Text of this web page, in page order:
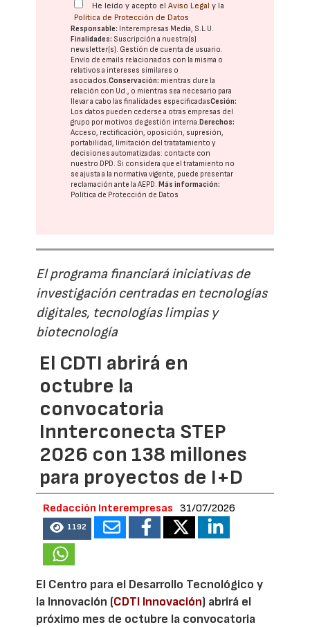
He leído y acepto elAviso Legal y la
Política de Protección de Datos
Responsable: Interempresas Media, S.L.U.
Finalidades: Suscripción a nuestra(s)
newsletter(s). Gestión de cuenta de usuario.
Envío de emails relacionados con la misma o
relativos a intereses similares o
asociados.Conservación: mientras dure la
relación con Ud., o mientras sea necesario para
llevar a cabo las finalidades especificadasCesión:
Los datos pueden cederse a otras empresas del
grupo por motivos de gestión interna. Derechos:
Acceso, rectificación, oposición, supresión,
portabilidad, limitación del tratatamiento y
decisiones automatizadas: contacte con
nuestro DPD. Si considera que el tratamiento no
se ajusta a la normativa vigente, puede presentar
reclamación ante laAEPD. Más información:
Política de Protección de Datos
El programa financiará iniciativas de
investigación centradas en tecnologías
digitales, tecnologías limpias y
biotecnología
El CDTI abrirá en
octubre la
convocatoria
Innterconecta STEP
2026 con 138 millones
para proyectos de I+D
Redacción Interempresas 31/07/2026
1192
El Centro para el Desarrollo Tecnológico y
la Innovación (CDTI Innovación) abrirá el
próximo mes de octubre la convocatoria